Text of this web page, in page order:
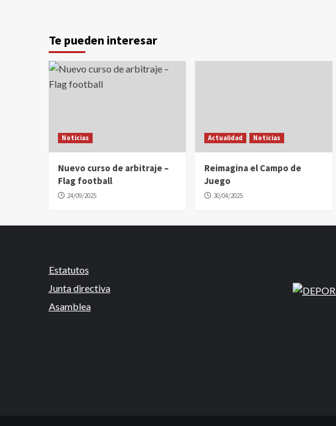
Te pueden interesar
Noticias
Nuevo curso de arbitraje –
Flag football
24/09/2025
Actualidad Noticias
Reimagina el Campo de
Juego
30/04/2025
Estatutos
Junta directiva
Asamblea